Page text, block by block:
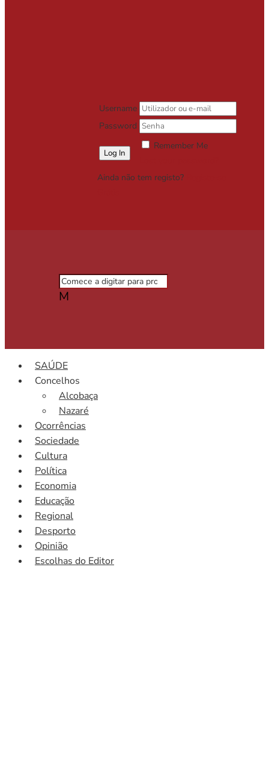
Username
Password
Remember Me
Ainda não tem registo?
M
SAÚDE
Concelhos
Alcobaça
Nazaré
Ocorrências
Sociedade
Cultura
Política
Economia
Educação
Regional
Desporto
Opinião
Escolhas do Editor